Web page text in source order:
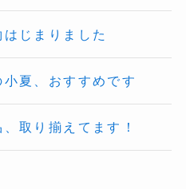
じまりました
夏、おすすめです
取り揃えてます！